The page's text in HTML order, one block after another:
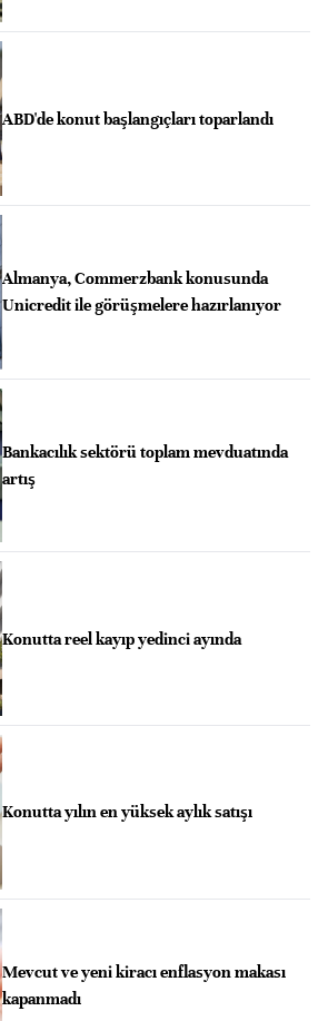
ABD'de konut başlangıçları toparlandı
Almanya, Commerzbank konusunda
Unicredit ile görüşmelere hazırlanıyor
Bankacılık sektörü toplam mevduatında
artış
Konutta reel kayıp yedinci ayında
Konutta yılın en yüksek aylık satışı
Mevcut ve yeni kiracı enflasyon makası
kapanmadı